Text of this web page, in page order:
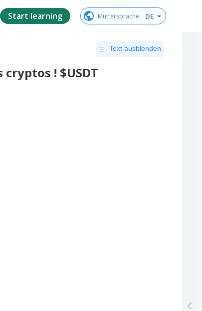
Start learning Muttersprache: DE
Text ausblenden
! $USDT